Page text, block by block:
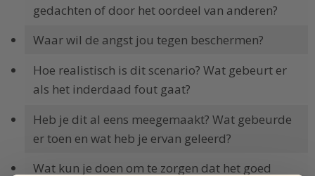
gedachten of door het oordeel van anderen?
Waar wil de angst jou tegen beschermen?
Hoe realistisch is dit scenario? Wat gebeurt er
als het inderdaad fout gaat?
Heb je dit al eens meegemaakt? Wat gebeurde
er toen en wat heb je ervan geleerd?
Wat kun je doen om te zorgen dat het goed